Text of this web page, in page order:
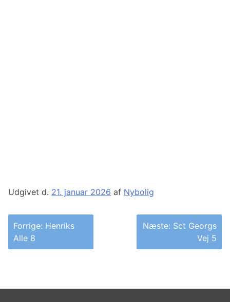
Udgivet d. 21. januar 2026 af Nybolig
Indlægsnavigation
Forrige: Henriks
Alle 8
Næste: Sct Georgs
Vej 5